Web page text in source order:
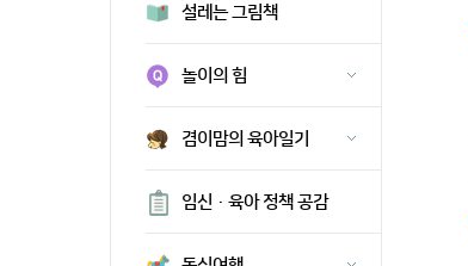
설레는 그림책
놀이의 힘
겸이맘의 육아일기
임신·육아 정책 공감